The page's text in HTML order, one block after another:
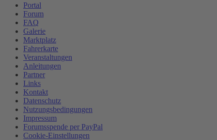
Portal
Forum
FAQ
Galerie
Marktplatz
Fahrerkarte
Veranstaltungen
Anleitungen
Partner
Links
Kontakt
Datenschutz
Nutzungsbedingungen
Impressum
Forumsspende per PayPal
Cookie-Einstellungen